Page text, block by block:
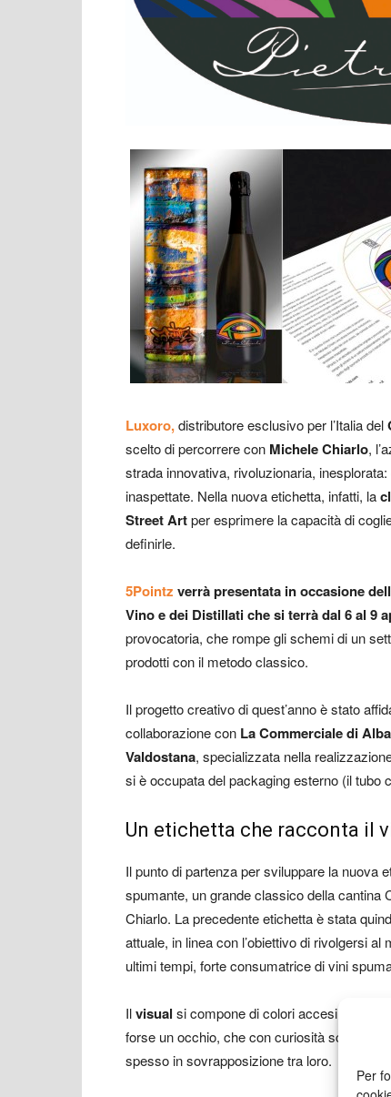
Per
Luxoro,distributore esclusivo per l’Italia del
scelto di percorrere con Michele Chiarlo,
strada innovativa, rivoluzionaria,
inaspettate. Nella nuova etichetta, infatti, la
Street Artper esprimere la capacità di
definirle.
5Pointz verrà presentata in occasione
Vino e dei Distillati che si terrà dal 6 al 9
provocatoria, che rompe gli schemi di un
prodotti con il metodo classico.
Il progetto creativo di quest’anno è stato
collaborazione con La Commerciale di Alba
Valdostana, specializzata nella
si è occupata del packaging esterno (il tubo
Un etichetta che racconta il
Il punto di partenza per sviluppare la nuova
spumante, un grande classico della cantina
Chiarlo. La precedente etichetta è stata
attuale, in linea con l’obiettivo di rivolgersi
ultimi tempi, forte consumatrice di vini
Ilvisual si compone di colori accesi e tratti
forse un occhio, che con curiosità scruta un
spesso in sovrapposizione tra loro.